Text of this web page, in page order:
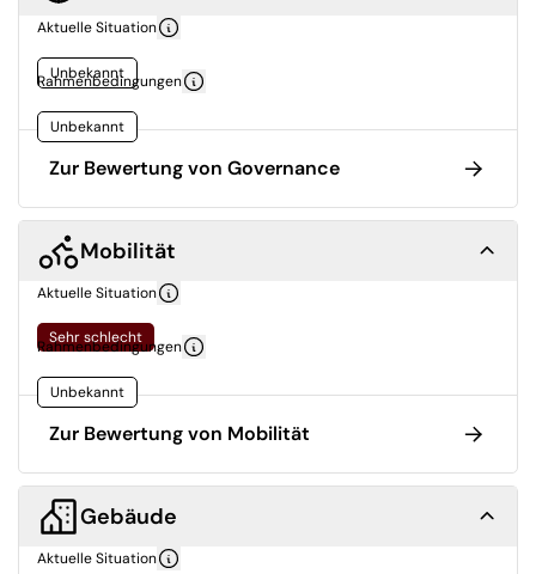
Aktuelle Situation
Unbekannt
Rahmenbedingungen
Unbekannt
Zur Bewertung von Governance
Mobilität
Aktuelle Situation
Sehr schlecht
Rahmenbedingungen
Unbekannt
Zur Bewertung von Mobilität
Gebäude
Aktuelle Situation